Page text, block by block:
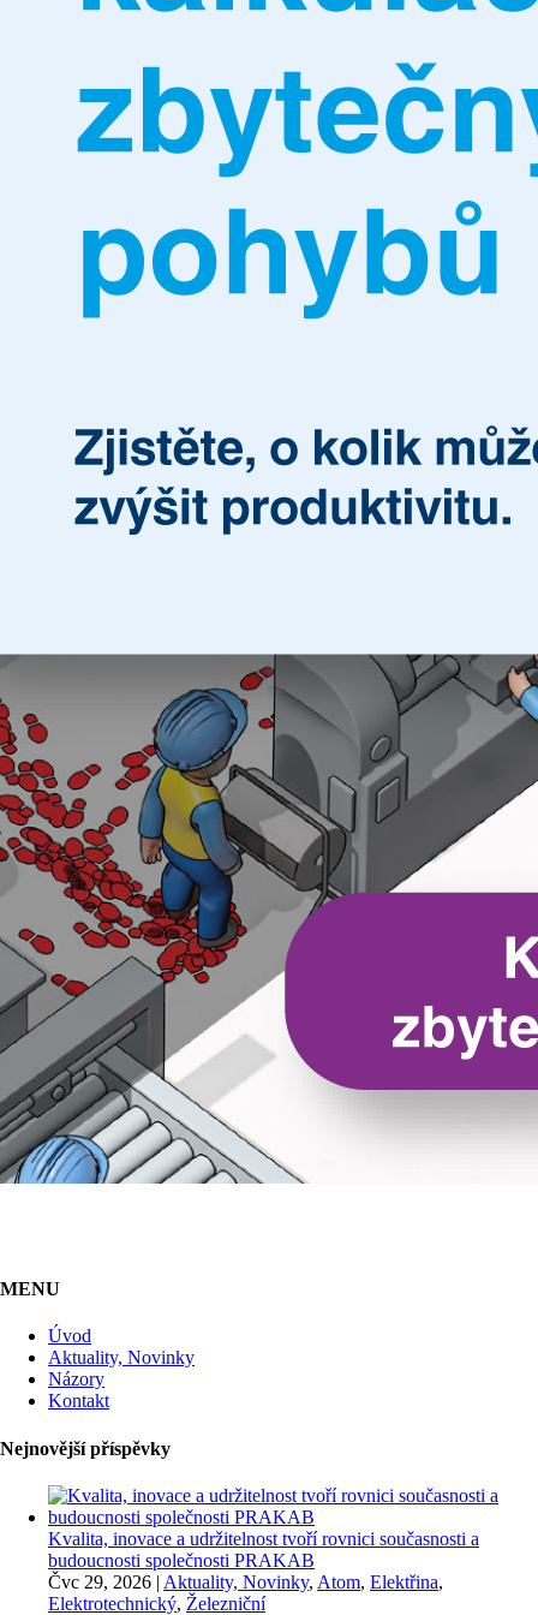
MENU
Úvod
Aktuality, Novinky
Názory
Kontakt
Nejnovější příspěvky
Kvalita, inovace a udržitelnost tvoří rovnici současnosti a
budoucnosti společnosti PRAKAB
Čvc 29, 2026 | Aktuality, Novinky, Atom, Elektřina,
Elektrotechnický, Železniční